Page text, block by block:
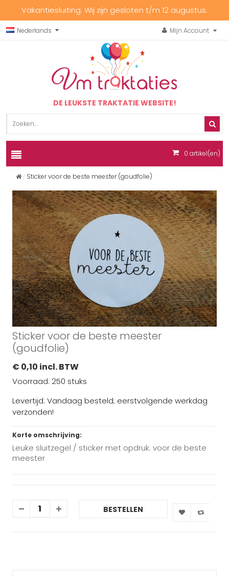
Vakantiesluiting: Wij zijn gesloten t/m 12 augustus.
Nederlands Mijn Account
DE LEUKSTE TRAKTATIE WEBSITE!
0 artikel(en)
Sticker voor de beste meester (goudfolie)
Sticker voor de beste meester
(goudfolie)
€ 0,10 incl. BTW
Voorraad: 250 stuks
Levertijd: Vandaag besteld; eerstvolgende werkdag
verzonden!
Korte omschrijving:
Leuke sluitzegel / sticker met opdruk: voor de beste
meester
BESTELLEN